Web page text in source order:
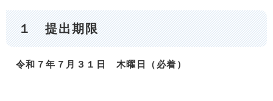
１ 提出期限
令和７年７月３１日 木曜日（必着）